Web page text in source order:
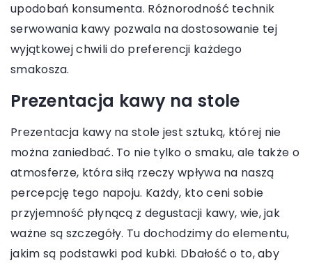
upodobań konsumenta. Różnorodność technik
serwowania kawy pozwala na dostosowanie tej
wyjątkowej chwili do preferencji każdego
smakosza.
Prezentacja kawy na stole
Prezentacja kawy na stole jest sztuką, której nie
można zaniedbać. To nie tylko o smaku, ale także o
atmosferze, która siłą rzeczy wpływa na naszą
percepcję tego napoju. Każdy, kto ceni sobie
przyjemność płynącą z degustacji kawy, wie, jak
ważne są szczegóły. Tu dochodzimy do elementu,
jakim są podstawki pod kubki. Dbałość o to, aby